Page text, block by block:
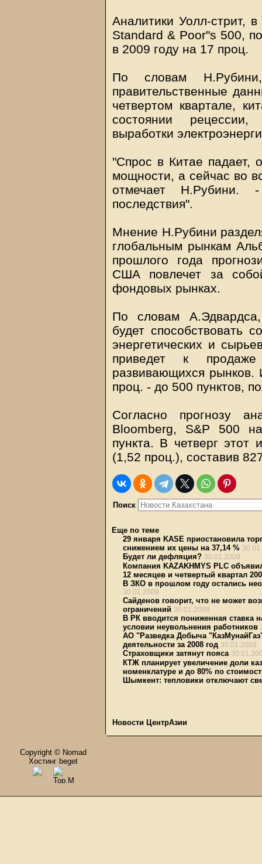
Аналитики Уолл-стрит,
Standard & Poor"s 500,
в 2009 году на 17 проц.
По словам
правительственные
четвертом квартале,
состоянии
выработки
"Спрос в Китае падает,
мощности, а сейчас во
отмечает
последствия".
Мнение Н.Рубини
глобальным рынкам
прошлого года
США повлечет за
фондовых рынках.
По словам А.Эдвардса,
будет способствовать
энергетических и
приведет к
развивающихся рынков.
проц. - до 500 пунктов,
Согласно прогнозу
Bloomberg, S&P 500
пункта. В четверг этот
(1,52 проц.), составив
Поиск
Еще по теме
29 января KASE приостановила
снижением их цены на 37,14 %
Будет ли дефляция? 30.01.2009
Компания KAZAKHMYS PLC
12 месяцев и четвертый квартал
В ЗКО в прошлом году остались
30.01.2009
Сайденов говорит, что не может
ограничений 30.01.2009
В РК вводится пониженная ставка
условии неувольнения работников
АО "Разведка Добыча
деятельности за 2008 год 30.01.2009
Страховщики затянут пояса
КТЖ планирует увеличение доли
номенклатуре и до 80% по
Шымкент: тепловики отключают
Новости ЦентрАзии
Copyright © Nomad
Хостинг beget